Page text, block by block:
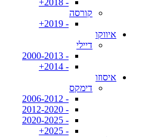
- 2018+
קורסה
- 2019+
איווקו
דיילי
- 2000-2013
- 2014+
איסוזו
דימקס
- 2006-2012
- 2012-2020
- 2020-2025
- 2025+